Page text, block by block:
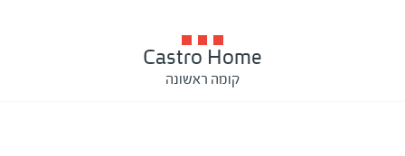
Castro Home
קומה ראשונה